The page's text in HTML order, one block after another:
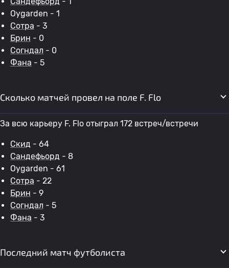
Oygarden - 1
Сотра - 3
Брин - 0
Согндал - 0
Фана - 5
Сколько матчей провел на поле F. Flo
За всю карьеру F. Flo отыграл 172 встреч/встречи
Скид - 64
Сандефьорд - 8
Oygarden - 61
Сотра - 22
Брин - 9
Согндал - 5
Фана - 3
Последний матч футболиста